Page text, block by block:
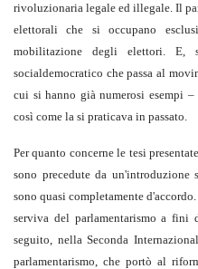
rivoluzionaria legale ed illegale. Il
elettorali che si occupano
mobilitazione degli elettori.
socialdemocratico che passa al
cui si hanno già numerosi esempi
così come la si praticava in passato.
Per quanto concerne le tesi
sono precedute da
sono quasi completamente
serviva del parlamentarismo a fini
seguito, nella Seconda
parlamentarismo, che portò al